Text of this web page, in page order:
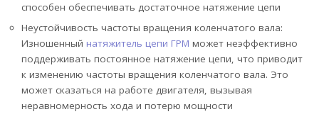
способен обеспечивать достаточное натяжение цепи
Неустойчивость частоты вращения коленчатого вала:
Изношенный натяжитель цепи ГРМ может неэффективно
поддерживать постоянное натяжение цепи, что приводит
к изменению частоты вращения коленчатого вала. Это
может сказаться на работе двигателя, вызывая
неравномерность хода и потерю мощности